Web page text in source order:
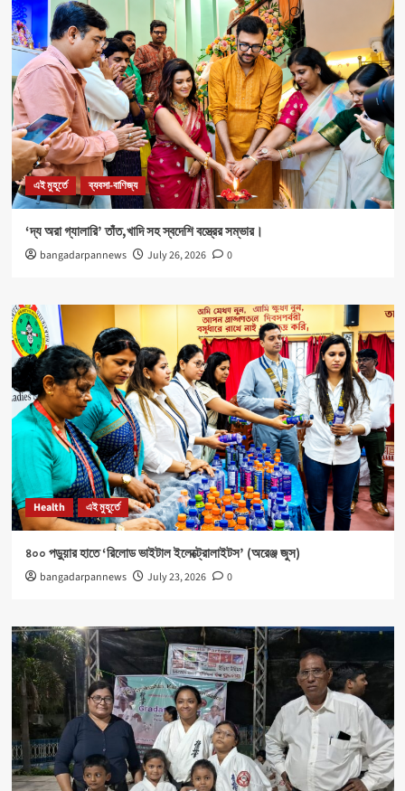
এই মুহূর্তে ব্যবসা-বাণিজ্য
‘দ্য অরা গ্যালারি’ তাঁত,খাদি সহ স্বদেশি বস্ত্রের সম্ভার।
bangadarpannews July 26, 2026 0
Health এই মুহূর্তে
৪০০ পড়ুয়ার হাতে ‘রিলোড ভাইটাল ইলেক্ট্রোলাইটস’ (অরেঞ্জ জুস)
bangadarpannews July 23, 2026 0